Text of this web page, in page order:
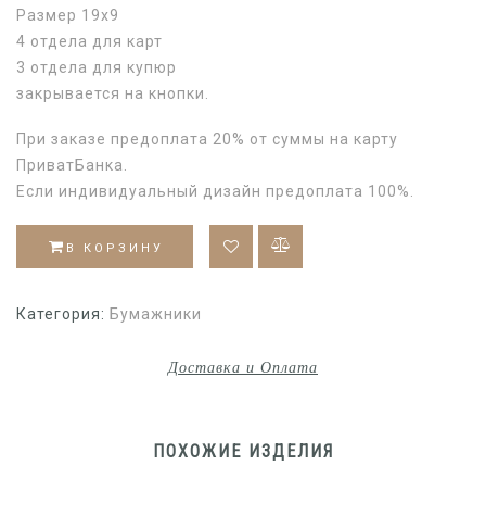
Размер 19х9
4 отдела для карт
3 отдела для купюр
закрывается на кнопки.
При заказе предоплата 20% от суммы на карту
ПриватБанка.
Если индивидуальный дизайн предоплата 100%.
В КОРЗИНУ
Категория: Бумажники
Доставка и Оплата
ПОХОЖИЕ ИЗДЕЛИЯ